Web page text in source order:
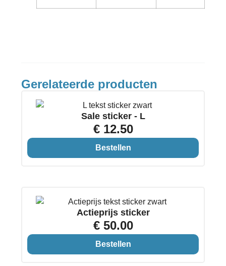
Gerelateerde producten
Sale sticker - L
€ 12.50
Bestellen
Actieprijs sticker
€ 50.00
Bestellen